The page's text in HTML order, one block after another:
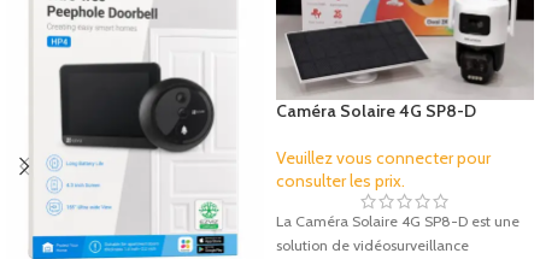
Caméra Solaire 4G SP8-D
Panneau Solaire
Veuillez vous connecter pour
consulter les prix.
La Caméra Solaire 4G SP8-D est une
solution de vidéosurveillance